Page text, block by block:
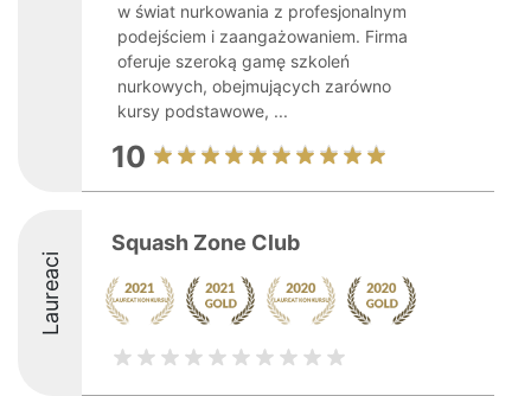
w świat nurkowania z profesjonalnym
podejściem i zaangażowaniem. Firma
oferuje szeroką gamę szkoleń
nurkowych, obejmujących zarówno
kursy podstawowe, ...
10
Laureaci
Squash Zone Club